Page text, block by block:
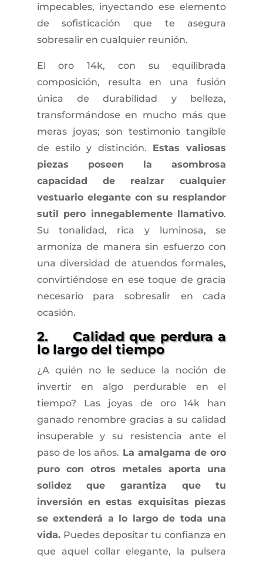
impecables, inyectando ese elemento
de sofisticación que te asegura
sobresalir en cualquier reunión.
El oro 14k, con su equilibrada
composición, resulta en una fusión
única de durabilidad y belleza,
transformándose en mucho más que
meras joyas; son testimonio tangible
de estilo y distinción. Estas valiosas
piezas poseen la asombrosa
capacidad de realzar cualquier
vestuario elegante con su resplandor
sutil pero innegablemente llamativo.
Su tonalidad, rica y luminosa, se
armoniza de manera sin esfuerzo con
una diversidad de atuendos formales,
convirtiéndose en ese toque de gracia
necesario para sobresalir en cada
ocasión.
2. Calidad que perdura a
lo largo del tiempo
¿A quién no le seduce la noción de
invertir en algo perdurable en el
tiempo? Las joyas de oro 14k han
ganado renombre gracias a su calidad
insuperable y su resistencia ante el
paso de los años. La amalgama de oro
puro con otros metales aporta una
solidez que garantiza que tu
inversión en estas exquisitas piezas
se extenderá a lo largo de toda una
vida.Puedes depositar tu confianza en
que aquel collar elegante, la pulsera